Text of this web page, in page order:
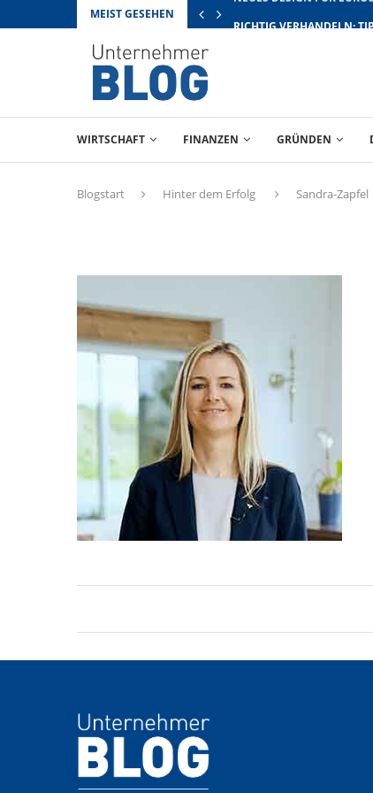
MEIST GESEHEN
WIRTSCHAFT FINANZEN GRÜNDEN
Blogstart Hinter dem Erfolg Sandra-Zapfel